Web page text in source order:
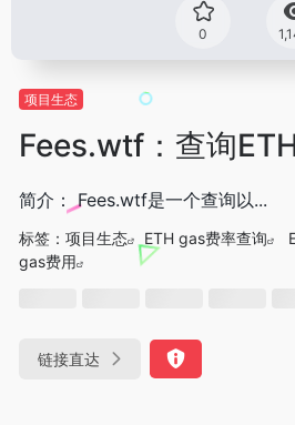
0
项目生态
Fees.wtf：查询
简介： Fees.wtf是一个查询以...
标签： 项目生态 ETH gas费率查询
gas费用
链接直达